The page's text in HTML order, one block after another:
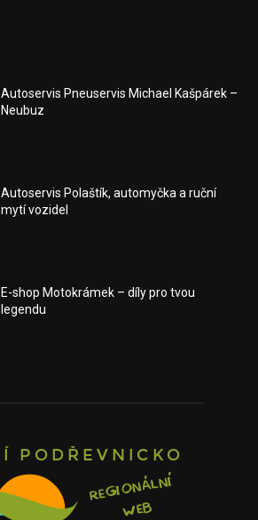
Autoservis Pneuservis Michael Kašpárek –
Neubuz
Autoservis Polaštík, automyčka a ruční
mytí vozidel
E-shop Motokrámek – díly pro tvou
legendu